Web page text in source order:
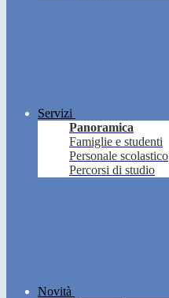
Servizi
Panoramica
Famiglie e studenti
Personale scolastico
Percorsi di studio
Novità